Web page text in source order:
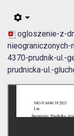
ogloszenie-z-
4370-prudnik-ul.-
prudnicka-ul.-